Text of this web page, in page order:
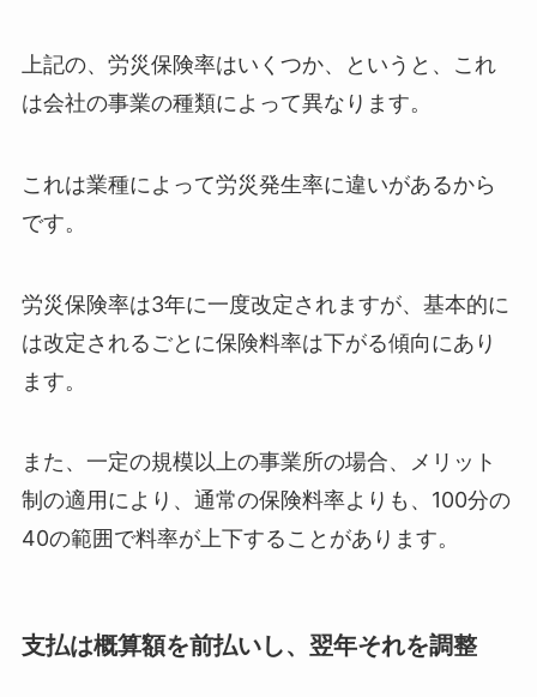
上記の、労災保険率はいくつか、というと、これ
は会社の事業の種類によって異なります。
これは業種によって労災発生率に違いがあるから
です。
労災保険率は3年に一度改定されますが、基本的に
は改定されるごとに保険料率は下がる傾向にあり
ます。
また、一定の規模以上の事業所の場合、メリット
制の適用により、通常の保険料率よりも、100分の
40の範囲で料率が上下することがあります。
支払は概算額を前払いし、翌年それを調整